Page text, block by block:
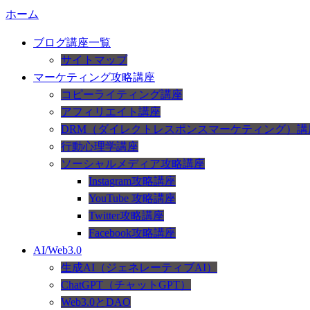
ホーム
ブログ講座一覧
サイトマップ
マーケティング攻略講座
コピーライティング講座
アフィリエイト講座
DRM（ダイレクトレスポンスマーケティング）講
行動心理学講座
ソーシャルメディア攻略講座
Instagram攻略講座
YouTube 攻略講座
Twitter攻略講座
Facebook攻略講座
AI/Web3.0
生成AI（ジェネレーティブAI）
ChatGPT（チャットGPT）
Web3.0とDAO